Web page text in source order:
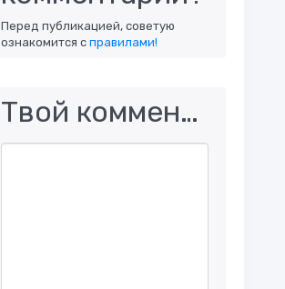
Перед публикацией, советую
ознакомится справилами!
Твой комментарий..